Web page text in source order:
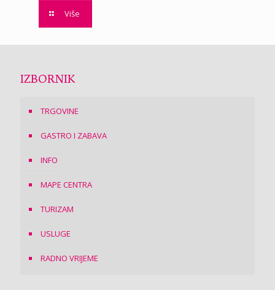
Više
IZBORNIK
TRGOVINE
GASTRO I ZABAVA
INFO
MAPE CENTRA
TURIZAM
USLUGE
RADNO VRIJEME